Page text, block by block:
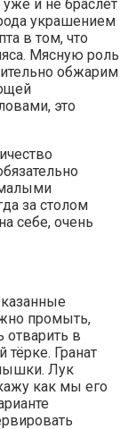
и не браслет
украшением
в том, что
Мясную роль
обжарим
это
малыми
за столом
себе, очень
промыть,
отварить в
тёрке. Гранат
Лук
как мы его